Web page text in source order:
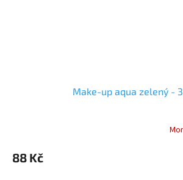
Make-up aqua zelený -
88 Kč